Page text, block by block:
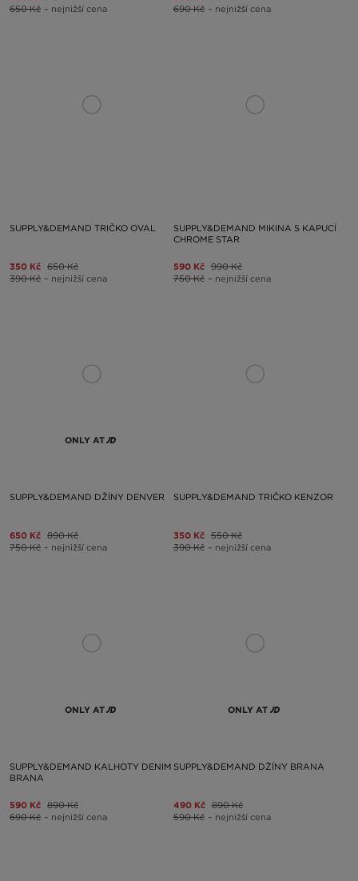
650 Kč – nejnižší cena
690 Kč – nejnižší cena
SUPPLY&DEMAND TRIČKO OVAL
350 Kč 650 Kč
390 Kč – nejnižší cena
SUPPLY&DEMAND MIKINA S KAPUCÍ
CHROME STAR
590 Kč 990 Kč
750 Kč – nejnižší cena
ONLY AT
SUPPLY&DEMAND DŽÍNY DENVER
650 Kč 890 Kč
750 Kč – nejnižší cena
SUPPLY&DEMAND TRIČKO KENZOR
350 Kč 550 Kč
390 Kč – nejnižší cena
ONLY AT
SUPPLY&DEMAND KALHOTY DENIM
BRANA
590 Kč 890 Kč
690 Kč – nejnižší cena
ONLY AT
SUPPLY&DEMAND DŽÍNY BRANA
490 Kč 890 Kč
590 Kč – nejnižší cena